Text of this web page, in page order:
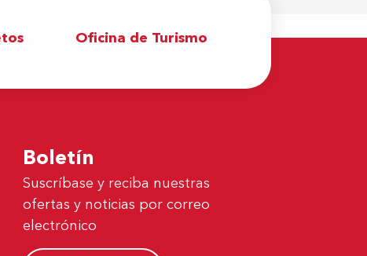
Oficina de Turismo
Boletín
Suscríbase y reciba nuestras
ofertas y noticias por correo
electrónico